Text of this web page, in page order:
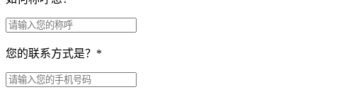
您的联系方式是？ *